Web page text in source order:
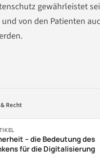
gewährleistet
von den Patienten
Recht
– die Bedeutung des
für die Digitalisierung